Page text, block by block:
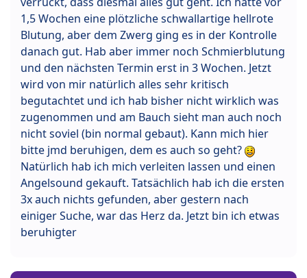
1,5 Wochen eine plötzliche schwallartige hellrote
Blutung, aber dem Zwerg ging es in der Kontrolle
danach gut. Hab aber immer noch Schmierblutung
und den nächsten Termin erst in 3 Wochen. Jetzt
wird von mir natürlich alles sehr kritisch
begutachtet und ich hab bisher nicht wirklich was
zugenommen und am Bauch sieht man auch noch
nicht soviel (bin normal gebaut). Kann mich hier
bitte jmd beruhigen, dem es auch so geht?
Natürlich hab ich mich verleiten lassen und einen
Angelsound gekauft. Tatsächlich hab ich die ersten
3x auch nichts gefunden, aber gestern nach
einiger Suche, war das Herz da. Jetzt bin ich etwas
beruhigter